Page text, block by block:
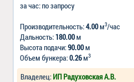
за час: по запросу
Производительность:4.00м3/час
Дальность: 180.00м
Высота подачи:90.00м
Объем бункера:0.26м3
Владелец: ИП Радуховская А.В.